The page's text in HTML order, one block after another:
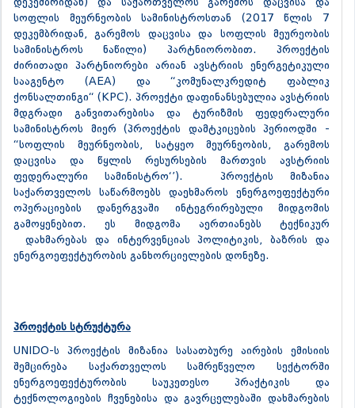
დეკემბრიდან) და საქართველოს გარემოს დაცვისა და
სოფლის მეურნეობის სამინისტროსთან (2017 წლის 7
დეკემბრიდან, გარემოს დაცვისა და სოფლის მეურეობის
სამინისტროს ნაწილი) პარტნიორობით. პროექტის
ძირითადი პარტნიორები არიან ავსტრიის ენერგეტიკული
სააგენტო (AEA) და “კომუნალკრედიტ ფაბლიკ
ქონსალთინგი“ (KPC). პროექტი დაფინანსებულია ავსტრიის
მდგრადი განვითარებისა და ტურიზმის ფედერალური
სამინისტროს მიერ (პროექტის დამტკიცების პერიოდში -
“სოფლის მეურნეობის, სატყეო მეურნეობის, გარემოს
დაცვისა და წყლის რესურსების მართვის ავსტრიის
ფედერალური სამინისტრო‘’). პროექტის მიზანია
საქართველოს საწარმოებს დაეხმაროს ენერგოეფექტური
ოპერაციების დანერგვაში ინტეგრირებული მიდგომის
გამოყენებით. ეს მიდგომა აერთიანებს ტექნიკურ
დახმარებას და ინტერვენციას პოლიტიკის, ბაზრის და
ენერგოეფექტურობის განხორციელების დონეზე.
პროექტის სტრუქტურა
UNIDO-ს პროექტის მიზანია სასათბურე აირების ემისიის
შემცირება საქართველოს სამრეწველო სექტორში
ენერგოეფექტურობის საუკეთესო პრაქტიკის და
ტექნოლოგიების ჩვენებისა და გავრცელებაში დახმარების